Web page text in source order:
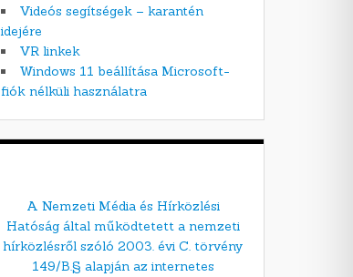
Videós segítségek – karantén
idejére
VR linkek
Windows 11 beállítása Microsoft-
fiók nélküli használatra
A Nemzeti Média és Hírközlési
Hatóság által működtetett a nemzeti
hírközlésről szóló 2003. évi C. törvény
149/B.§ alapján az internetes